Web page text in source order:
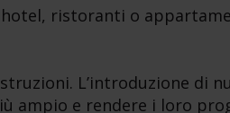
ristoranti o
L’introduzione di
ampio e rendere i loro